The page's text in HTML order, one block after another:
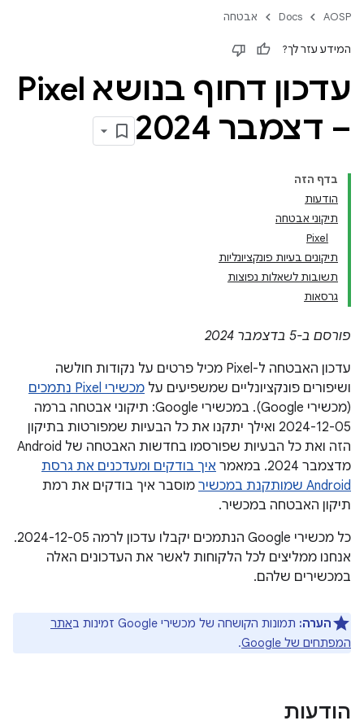
AOSP
Docs אבטחה
המידע עזר לך?
עדכון דחוף בנושא Pixel
– דצמבר 2024
בדף הזה
הודעות
תיקוני אבטחה
Pixel
תיקונים בעיות פונקציונליות
תשובות לשאלות נפוצות
גרסאות
פורסם ב-5 בדצמבר 2024
עדכון האבטחה ל-Pixel מכיל פרטים על נקודות חולשה
ושיפורים פונקציונליים שמשפיעים על מכשירי Pixel נתמכים
(מכשירי Google). במכשירי Google: תיקוני אבטחה ברמה
2024-12-05 ואילך יתקנו את כל הבעיות שמפורטות בתיקון
הזה ואת כל הבעיות שפורסמו בחדשות האבטחה של Android
מדצמבר 2024. במאמר
איך בודקים ומעדכנים את גרסת
Android שמותקנת במכשיר
מוסבר איך בודקים את רמת
תיקון האבטחה במכשיר.
כל מכשירי Google הנתמכים יקבלו עדכון לרמה 2024-12-05.
אנחנו ממליצים לכל הלקוחות לאשר את העדכונים האלה
במכשירים שלהם.
הערה: תמונות הקושחה של מכשירי Google זמינות ב
אתר
המפתחים של Google
.
הודעות